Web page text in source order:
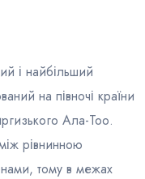
і найбільший
на півночі країни
Ала-Тоо.
рівнинною
тому в межах